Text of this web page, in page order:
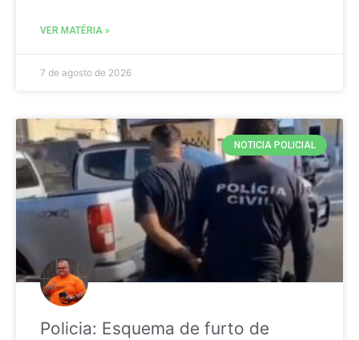
VER MATÉRIA »
7 de agosto de 2026
NOTICIA POLICIAL
Policia: Esquema de furto de